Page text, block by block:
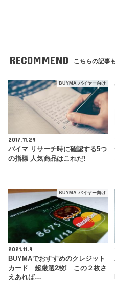
RECOMMEND こちらの記事
BUYMA バイヤー向け
2017.11.29
バイマ リサーチ時に確認する5つ
の指標 人気商品はこれだ!
BUYMA バイヤー向け
2021.11.9
BUYMAでおすすめのクレジット
カード 超厳選2枚! この２枚さ
えあれば…